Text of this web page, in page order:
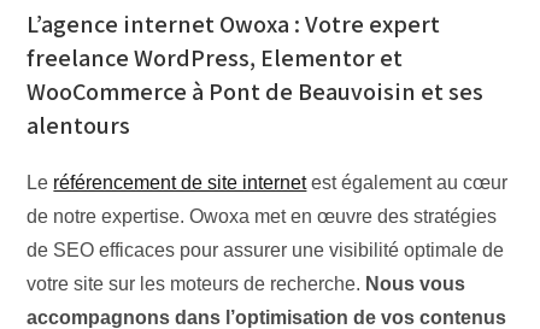
L’agence internet Owoxa : Votre expert
freelance WordPress, Elementor et
WooCommerce à Pont de Beauvoisin et ses
alentours
Le référencement de site internetest également au cœur
de notre expertise. Owoxa met en œuvre des stratégies
de SEO efficaces pour assurer une visibilité optimale de
votre site sur les moteurs de recherche. Nous vous
accompagnons dans l’optimisation de vos contenus